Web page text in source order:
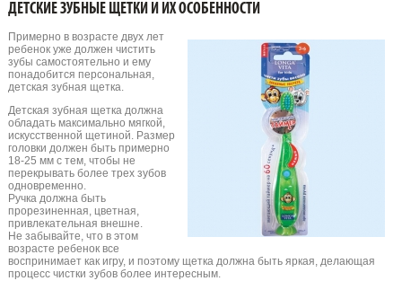
ДЕТСКИЕ ЗУБНЫЕ ЩЕТКИ И ИХ ОСОБЕННОСТИ
Примерно в возрасте двух лет
ребенок уже должен чистить
зубы самостоятельно и ему
понадобится персональная,
детская зубная щетка.
Детская зубная щетка должна
обладать максимально мягкой,
искусственной щетиной. Размер
головки должен быть примерно
18-25 мм с тем, чтобы не
перекрывать более трех зубов
одновременно.
Ручка должна быть
прорезиненная, цветная,
привлекательная внешне.
Не забывайте, что в этом
возрасте ребенок все
воспринимает как игру, и поэтому щетка должна быть яркая, делающая
процесс чистки зубов более интересным.